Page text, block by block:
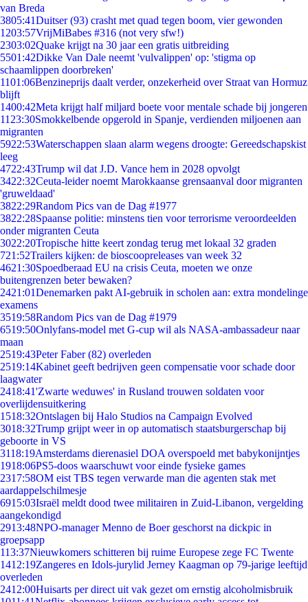
van Breda
3805:41Duitser (93) crasht met quad tegen boom, vier gewonden
1203:57VrijMiBabes #316 (not very sfw!)
2303:02Quake krijgt na 30 jaar een gratis uitbreiding
5501:42Dikke Van Dale neemt 'vulvalippen' op: 'stigma op
schaamlippen doorbreken'
1101:06Benzineprijs daalt verder, onzekerheid over Straat van Hormuz
blijft
1400:42Meta krijgt half miljard boete voor mentale schade bij jongeren
11 23:30Smokkelbende opgerold in Spanje, verdienden miljoenen aan
migranten
5922:53Waterschappen slaan alarm wegens droogte: Gereedschapskist
leeg
4722:43Trump wil dat J.D. Vance hem in 2028 opvolgt
3422:32Ceuta-leider noemt Marokkaanse grensaanval door migranten
'gruweldaad'
3822:29Random Pics van de Dag #1977
3822:28Spaanse politie: minstens tien voor terrorisme veroordeelden
onder migranten Ceuta
3022:20Tropische hitte keert zondag terug met lokaal 32 graden
721:52Trailers kijken: de bioscoopreleases van week 32
4621:30Spoedberaad EU na crisis Ceuta, moeten we onze
buitengrenzen beter bewaken?
2421:01Denemarken pakt AI-gebruik in scholen aan: extra mondelinge
examens
3519:58Random Pics van de Dag #1979
6519:50Onlyfans-model met G-cup wil als NASA-ambassadeur naar
maan
2519:43Peter Faber (82) overleden
2519:14Kabinet geeft bedrijven geen compensatie voor schade door
laagwater
2418:41'Zwarte weduwes' in Rusland trouwen soldaten voor
overlijdensuitkering
1518:32Ontslagen bij Halo Studios na Campaign Evolved
3018:32Trump grijpt weer in op automatisch staatsburgerschap bij
geboorte in VS
3118:19Amsterdams dierenasiel DOA overspoeld met babykonijntjes
1918:06PS5-doos waarschuwt voor einde fysieke games
2317:58OM eist TBS tegen verwarde man die agenten stak met
aardappelschilmesje
6915:03Israël meldt dood twee militairen in Zuid-Libanon, vergelding
aangekondigd
2913:48NPO-manager Menno de Boer geschorst na dickpic in
groepsapp
113:37Nieuwkomers schitteren bij ruime Europese zege FC Twente
1412:19Zangeres en Idols-jurylid Jerney Kaagman op 79-jarige leeftijd
overleden
2412:00Huisarts per direct uit vak gezet om ernstig alcoholmisbruik